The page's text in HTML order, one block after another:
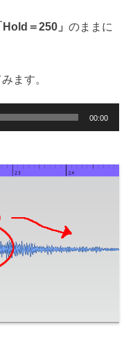
Hold＝250」 のままに
ます。
00:00